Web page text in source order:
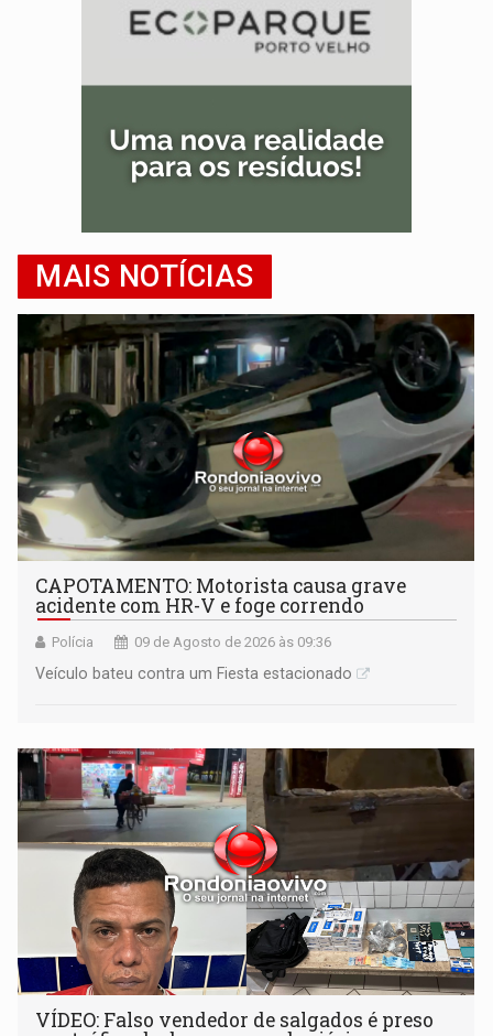
MAIS NOTÍCIAS
CAPOTAMENTO: Motorista causa grave
acidente com HR-V e foge correndo
Polícia 09 de Agosto de 2026 às 09:36
Veículo bateu contra um Fiesta estacionado
VÍDEO: Falso vendedor de salgados é preso